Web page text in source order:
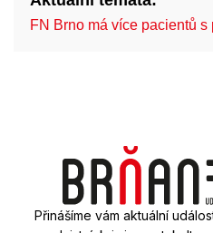
FN Brno má více pacientů
Přinášíme vám aktuální